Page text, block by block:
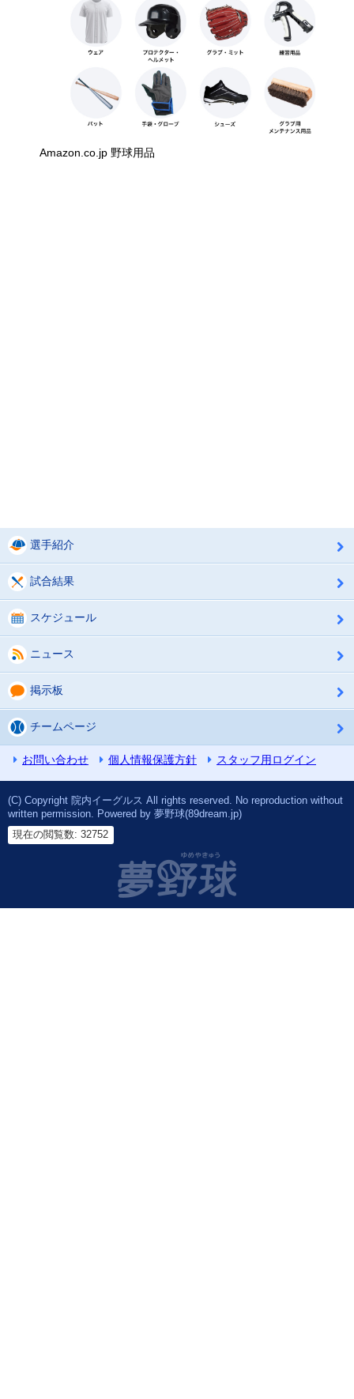
Amazon.co.jp 野球用品
選手紹介
試合結果
スケジュール
ニュース
掲示板
チームページ
お問い合わせ 個人情報保護方針 スタッフ用ログイン
(C) Copyright 院内イーグルス All rights reserved. No reproduction without
written permission. Powered by 夢野球(89dream.jp)
現在の閲覧数: 32752